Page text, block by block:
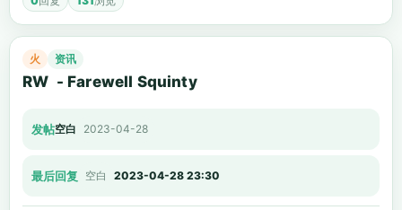
火 资讯
RW - Farewell Squinty
发帖空白 2023-04-28
最后回复 空白 2023-04-28 23:30